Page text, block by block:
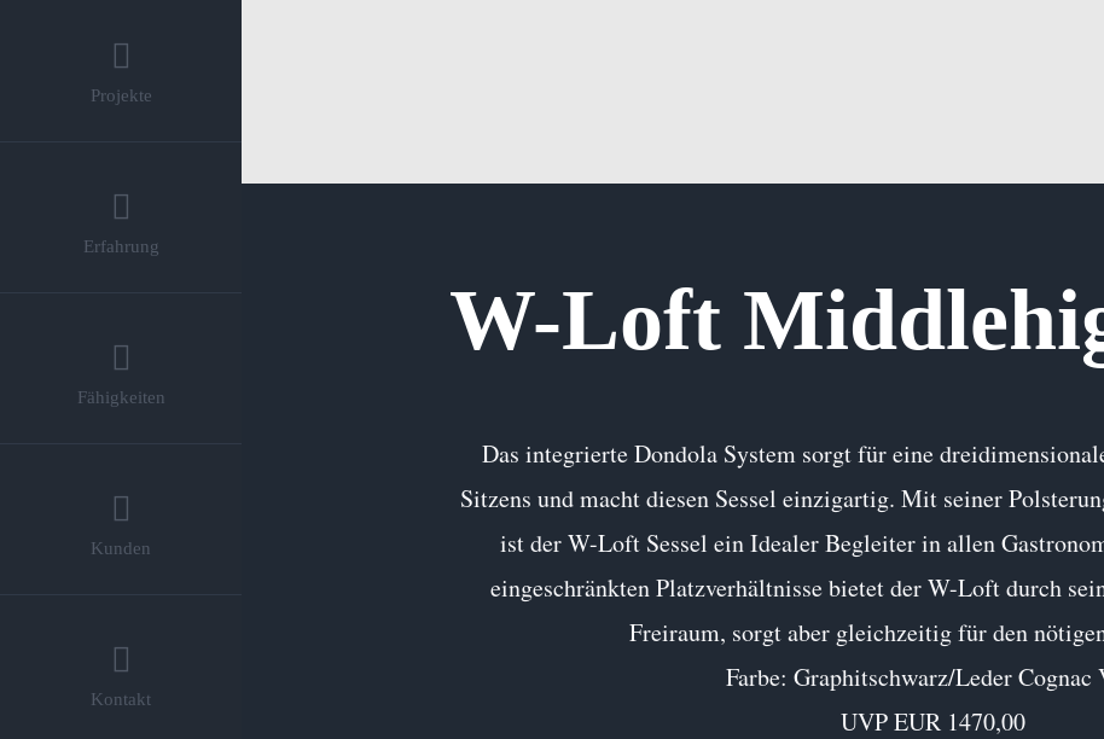
Projekte
Erfahrung
Fähigkeiten
Kunden
Kontakt
W-Loft
Das integrierte Dondola System sorgt für eine
Sitzens und macht diesen Sessel einzigartig. Mit seiner
ist der W-Loft Sessel ein Idealer Begleiter in allen
eingeschränkten Platzverhältnisse bietet der W-Loft durch
Freiraum, sorgt aber gleichzeitig für den
Farbe: Graphitschwarz/Leder Cognac
UVP EUR 1470,00